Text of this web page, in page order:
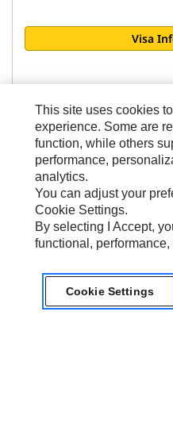
Visa
Normal Tillämpning
Skopa för
571-2890
This site uses cookies
experience. Some are
function, while others
performance,
analytics.
You can adjust your
Cookie Settings.
By selecting I Accept,
functional,
Cookie Settings